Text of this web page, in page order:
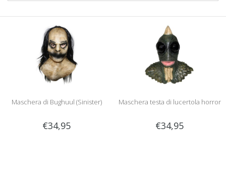
Maschera di Bughuul (Sinister)
€34,95
Maschera testa di lucertola horror
€34,95